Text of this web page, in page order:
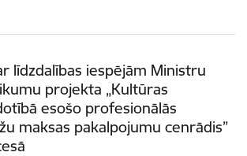
līdzdalības iespējām Ministru
projekta „Kultūras
esošo profesionālās
maksas pakalpojumu cenrādis”